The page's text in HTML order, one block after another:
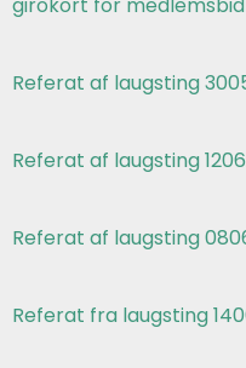
Referat af laugsting
Referat af laugsting
Referat af laugsting
Referat fra laugsting